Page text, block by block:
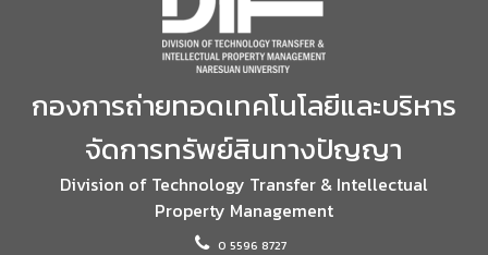
กองการถ่ายทอดเทคโนโลยีและบริหาร
จัดการทรัพย์สินทางปัญญา
Division of Technology Transfer & Intellectual
Property Management
0 5596 8727